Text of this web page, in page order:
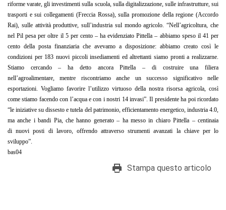
riforme varate, gli investimenti sulla scuola, sulla digitalizzazione, sulle infrastrutture, sui
trasporti e sui collegamenti (Freccia Rossa), sulla promozione della regione (Accordo
Rai), sulle attività produttive, sull’industria sul mondo agricolo. “Nell’agricoltura, che
nelPil pesa per oltre il 5 per cento – ha evidenziato Pittella – abbiamo speso il 41per
cento della posta finanziaria che avevamo a disposizione: abbiamo creato così le
condizioni per 183 nuovi piccoli insediamenti ed altrettanti siamo pronti arealizzarne.
Stiamo cercando– ha detto ancoraPittella – di costruire una filiera
nell’agroalimentare,mentre riscontriamoanche un successo significativo nelle
esportazioni. Vogliamo favorire l’utilizzo virtuoso della nostra risorsa agricola, così
come stiamo facendo con l’acqua e con i nostri 14 invasi”.Il presidente ha poi ricordato
“le iniziative su dissesto e tutela del patrimonio, efficientamentoenergetico, industria 4.0,
ma anche i bandi Pia, che hanno generato– ha messo in chiaro Pittella –centinaia
di nuovi posti di lavoro,offrendo attraverso strumenti avanzati la chiave perlo
sviluppo”.
bas04
Stampa questo articolo